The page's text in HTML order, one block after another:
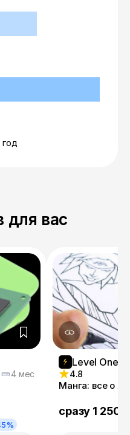
год
для вас
4 мес
Level One
4.8
Манга: все о
сразу 1 250